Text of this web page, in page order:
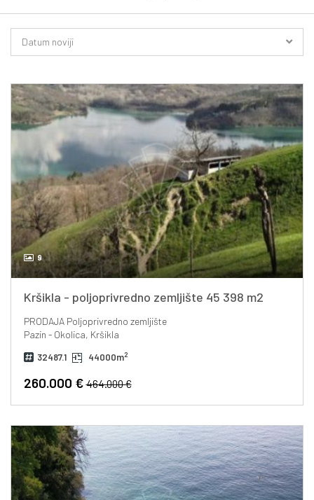
Datum noviji
9
Kršikla - poljoprivredno zemljište 45 398 m2
PRODAJAPoljoprivredno zemljište
Pazin - Okolica, Kršikla
32487.1 44000m2
260.000 €464.000 €